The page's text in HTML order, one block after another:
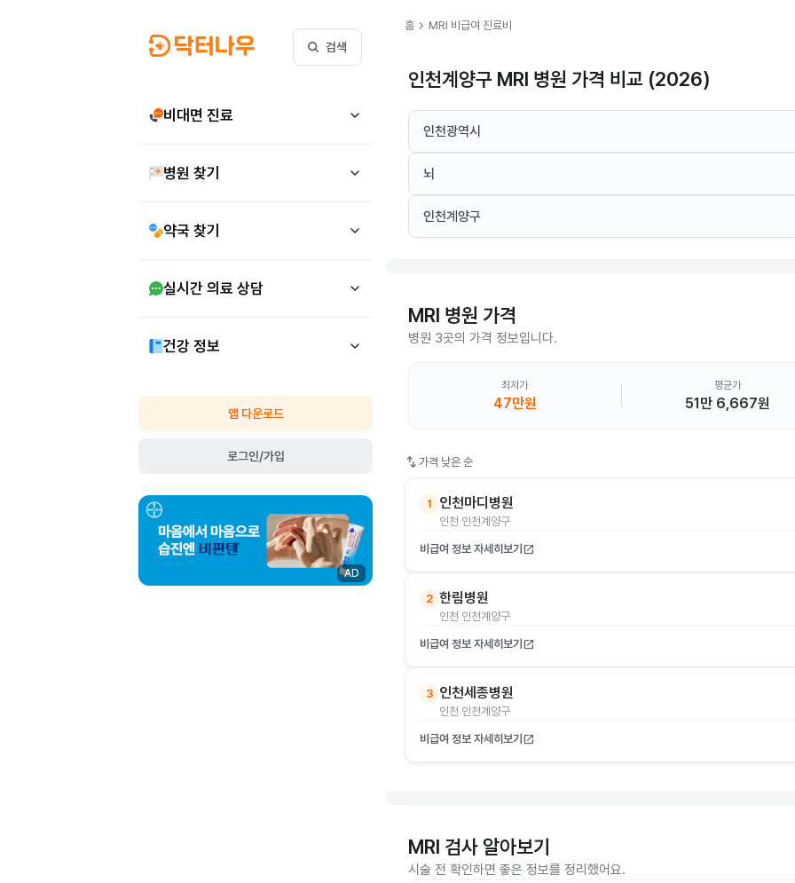
검색
비대면 진료
병원 찾기
약국 찾기
실시간 의료 상담
건강 정보
앱 다운로드
로그인/가입
AD
홈 chevron_right MRI 비급여 진료비
인천계양구 MRI 병원 가격 비교 (2026)
인천광역시
뇌
인천계양구
MRI 병원 가격
병원 3곳의 가격 정보입니다.
최저가
47만원
평균가
51만 6,667원
swap_vert 가격 낮은 순
1 인천마디병원
인천 인천계양구
비급여 정보 자세히보기 open_in_new
2 한림병원
인천 인천계양구
비급여 정보 자세히보기 open_in_new
3 인천세종병원
인천 인천계양구
비급여 정보 자세히보기 open_in_new
MRI 검사 알아보기
시술 전 확인하면 좋은 정보를 정리했어요.